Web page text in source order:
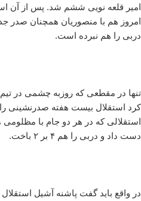
امیر قلعه نویی ششم شد. پس از آن
امروز هم با منصوریان همچنان صدر
دربی را هم نبرده است.
تنها در مقطعی که روزبه چشمی در
کرد استقلال بیست هفته صدرنشینی
استقلالی که در هر دو جام با مظلومی
دست داد و دربی را هم ۴ بر ۲ باخت.
در واقع باید گفت پاشنه آشیل